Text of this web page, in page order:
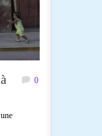
0